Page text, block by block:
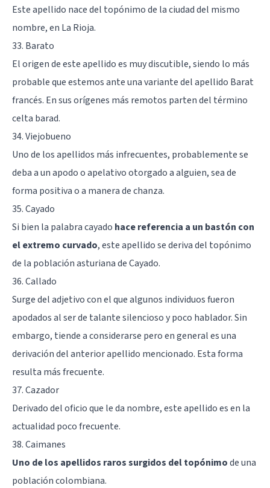
Este apellido nace del topónimo de la ciudad del mismo
nombre, en La Rioja.
33. Barato
El origen de este apellido es muy discutible, siendo lo más
probable que estemos ante una variante del apellido Barat
francés. En sus orígenes más remotos parten del término
celta barad.
34. Viejobueno
Uno de los apellidos más infrecuentes, probablemente se
deba a un apodo o apelativo otorgado a alguien, sea de
forma positiva o a manera de chanza.
35. Cayado
Si bien la palabra cayado hace referencia a un bastón con
el extremo curvado, este apellido se deriva del topónimo
de la población asturiana de Cayado.
36. Callado
Surge del adjetivo con el que algunos individuos fueron
apodados al ser de talante silencioso y poco hablador. Sin
embargo, tiende a considerarse pero en general es una
derivación del anterior apellido mencionado. Esta forma
resulta más frecuente.
37. Cazador
Derivado del oficio que le da nombre, este apellido es en la
actualidad poco frecuente.
38. Caimanes
Uno de los apellidos raros surgidos del topónimode una
población colombiana.